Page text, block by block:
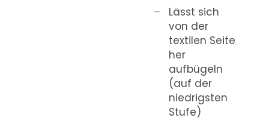
Lässt sich
von der
textilen Seite
her
aufbügeln
(auf der
niedrigsten
Stufe)